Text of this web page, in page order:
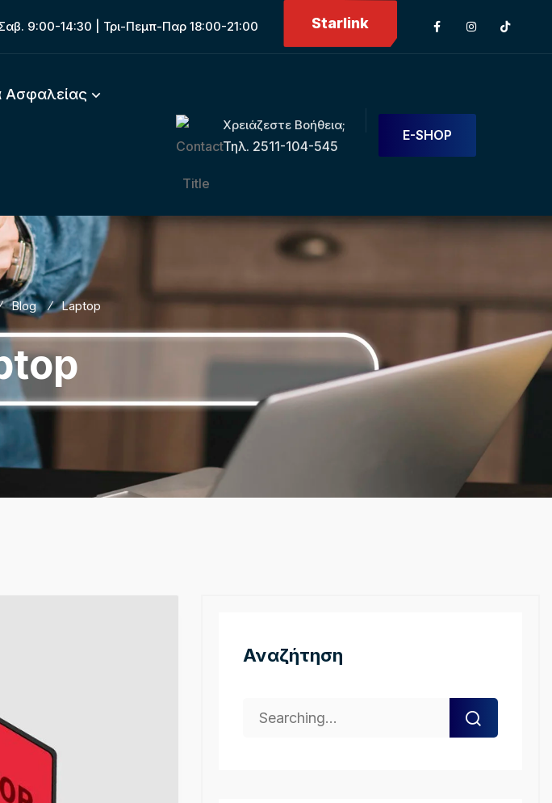
9:00-14:30 | Τρι-Πεμπ-Παρ 18:00-21:00 Starlink
Χρειάζεστε Βοήθεια;
Τηλ. 2511-104-545
E-SHOP
Ασφαλείας
Blog Laptop
Αναζήτηση